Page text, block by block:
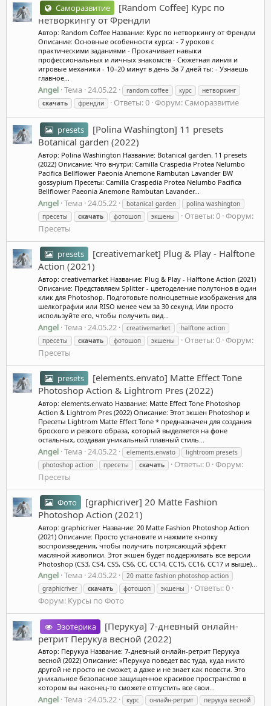
Саморазвитие
[Random Coffee] Курс по
нетворкингу от Френдли
Автор: Random Coffee Название: Курс по нетворкингу от Френдли
Описание: Основные особенности курса: - 7 уроков с
практическими заданиями - Прокачивает навыки
профессиональных и личных знакомств - Сюжетная линия и
игровые механики - 10−20 минут в день За 7 дней ты: - Узнаешь
главное...
Angel Тема 24.05.22 random coffee курс
нетворкинг
скачать
френдли Ответы: 0 Форум: Саморазвитие
presets
[Polina Washington] 11 presets
Botanical garden (2022)
Автор: Polina Washington Название: Botanical garden. 11 presets
(2022) Описание: Что внутри: Camilla Craspedia Protea Nelumbo
Pacifica Bellflower Paeonia Anemone Rambutan Lavander BW
gossypium Пресеты: Camilla Craspedia Protea Nelumbo Pacifica
Bellflower Paeonia Anemone Rambutan Lavander...
Angel Тема 24.05.22 botanical garden
polina washington
пресеты
скачать фотошоп экшены Ответы: 0 Форум:
Пресеты
presets
[creativemarket] Plug & Play - Halftone
Action (2021)
Автор: creativemarket Название: Plug & Play - Halftone Action (2021)
Описание: Представляем Splitter - цветоделение полутонов в один
клик для Photoshop. Подготовьте полноцветные изображения для
шелкографии или RISO менее чем за 30 секунд. Или просто
используйте его, чтобы получить вид...
Angel Тема 24.05.22 creativemarket
halftone action
пресеты
скачать фотошоп экшены Ответы: 0 Форум:
Пресеты
presets
[elements.envato] Matte Effect Tone
Photoshop Action & Lightrom Pres (2022)
Автор: elements.envato Название: Matte Effect Tone Photoshop
Action & Lightrom Pres (2022) Описание: Этот экшен Photoshop и
Пресеты Lightrom Matte Effect Tone * предназначен для создания
броского и резкого образа, который выделяется на фоне
остальных, создавая уникальный плавный стиль...
Angel Тема 24.05.22 elements.envato
lightroom presets
photoshop action
пресеты скачать Ответы: 0 Форум:
Пресеты
Фото
[graphicriver] 20 Matte Fashion
Photoshop Action (2021)
Автор: graphicriver Название: 20 Matte Fashion Photoshop Action
(2021) Описание: Просто установите и нажмите кнопку
воспроизведения, чтобы получить потрясающий эффект
масляной живописи. Этот экшен будет поддерживать все версии
Photoshop (CS3, CS4, CS5, CS6, CC, CC14, CC15, CC16, CC17 и выше)...
Angel Тема 24.05.22
20 matte fashion photoshop action
graphicriver
скачать фотошоп экшены
Ответы: 0
Форум: Курсы по Фото
Эзотерика
[Перукуа] 7-дневный онлайн-
ретрит Перукуа весной (2022)
Автор: Перукуа Название: 7-дневный онлайн-ретрит Перукуа
весной (2022) Описание: «Перукуа поведет вас туда, куда никто
другой не просто не сможет, а даже и не знает как повести. Это
уникальное безопасное защищенное красивое пространство в
котором вы наконец-то сможете отпустить все свои...
Angel Тема 24.05.22 курс онлайн-ретрит
перукуа весной